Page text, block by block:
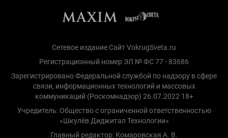
Сетевое издание Сайт VokrugSveta.ru
Регистрационный номер ЭЛ № ФС 77 - 83686
Зарегистрировано Федеральной службой по надзору в сфере
связи, информационных технологий и массовых
коммуникаций (Роскомнадзор) 26.07.2022 18+
Учредитель: Общество с ограниченной ответственностью
«Шкулёв Диджитал Технологии»
Главный редактор: Комаровская А. В.